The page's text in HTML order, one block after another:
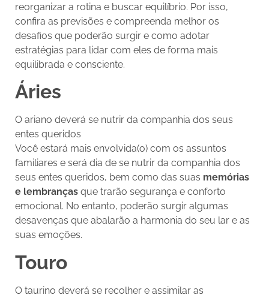
reorganizar a rotina e buscar equilíbrio. Por isso,
confira as previsões e compreenda melhor os
desafios que poderão surgir e como adotar
estratégias para lidar com eles de forma mais
equilibrada e consciente.
Áries
O ariano deverá se nutrir da companhia dos seus
entes queridos
Você estará mais envolvida(o) com os assuntos
familiares e será dia de se nutrir da companhia dos
seus entes queridos, bem como das suas memórias
e lembranças que trarão segurança e conforto
emocional. No entanto, poderão surgir algumas
desavenças que abalarão a harmonia do seu lar e as
suas emoções.
Touro
O taurino deverá se recolher e assimilar as